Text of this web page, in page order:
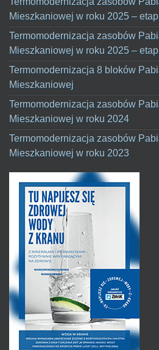
Mieszkaniowej w roku 2025 –
Termomodernizacja zasobów
Mieszkaniowej w roku 2025 –
Termomodernizacja 8 bloków
Mieszkaniowej
Termomodernizacja zasobów
Mieszkaniowej w roku 2024
Termomodernizacja zasobów
Mieszkaniowej w roku 2023